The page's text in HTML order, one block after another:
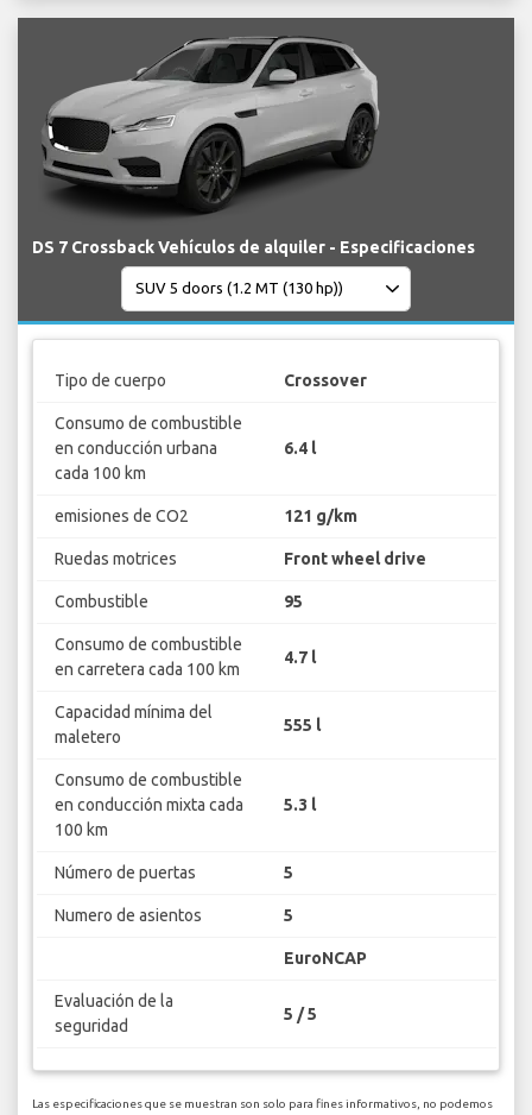
DS 7 Crossback Vehículos de alquiler - Especificaciones
Tipo de cuerpo Crossover
Consumo de combustible
en conducción urbana
cada 100 km
6.4 l
emisiones de CO2 121 g/km
Ruedas motrices Front wheel drive
Combustible 95
Consumo de combustible
en carretera cada 100 km
4.7 l
Capacidad mínima del
maletero
555 l
Consumo de combustible
en conducción mixta cada
100 km
5.3 l
Número de puertas 5
Numero de asientos 5
EuroNCAP
Evaluación de la
seguridad
5 / 5
Las especificaciones que se muestran son solo para fines informativos, no podemos